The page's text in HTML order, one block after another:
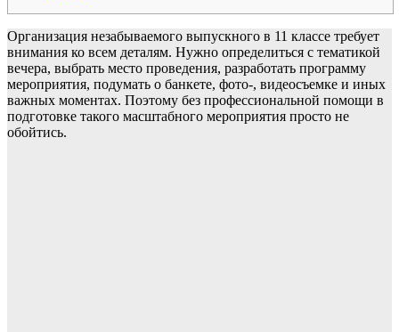
Организация незабываемого выпускного в 11 классе требует
внимания ко всем деталям. Нужно определиться с тематикой
вечера, выбрать место проведения, разработать программу
мероприятия, подумать о банкете, фото-, видеосъемке и иных
важных моментах. Поэтому без профессиональной помощи в
подготовке такого масштабного мероприятия просто не
обойтись.